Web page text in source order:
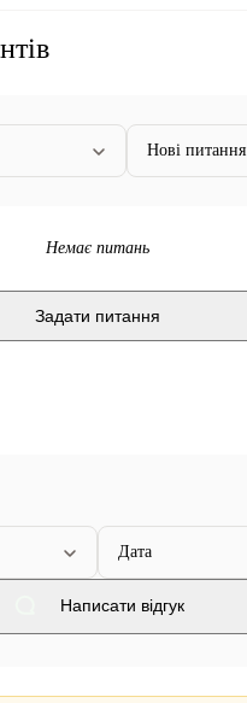
Нові питання
Немає питань
Задати питання
Дата
Написати відгук